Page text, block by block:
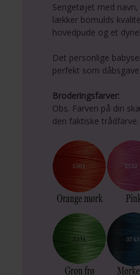
Sengetøjet med
lækker bomulds
hovedpude og et
Det personlige
perfekt som
Broderingsfarver:
Obs. Farven på din
den faktiske trådfarve.